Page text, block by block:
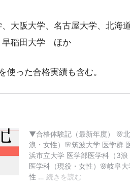
大阪大学、名古屋大学、北海
早稲田大学 ほか
使った合格実績も含む。